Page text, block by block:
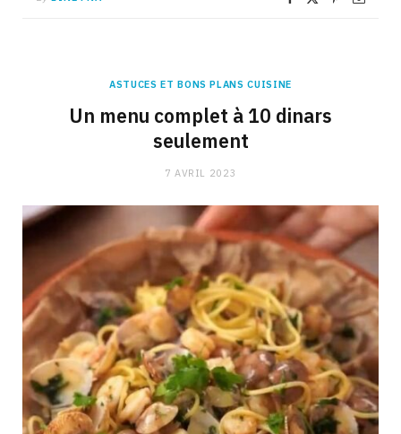
ASTUCES ET BONS PLANS CUISINE
Un menu complet à 10 dinars
seulement
7 AVRIL 2023